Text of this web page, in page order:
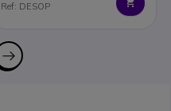
Ref: DESOP